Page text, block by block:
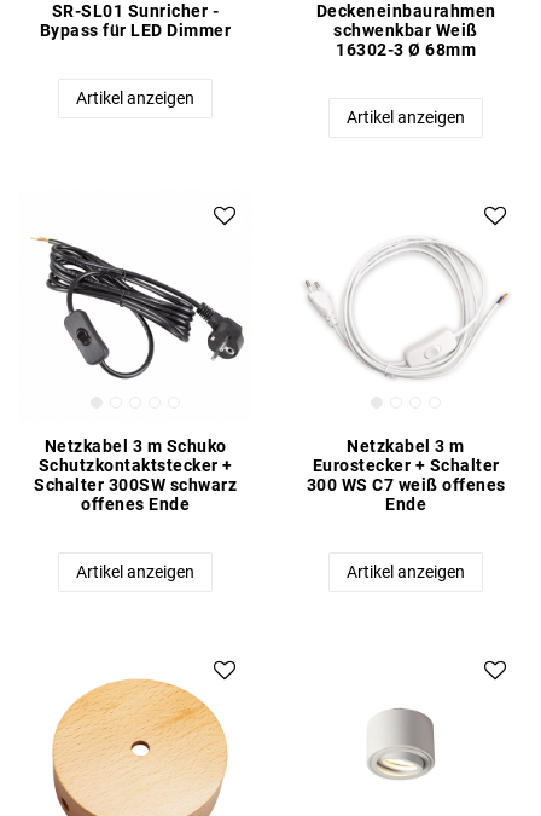
SR-SL01 Sunricher -
Bypass für LED Dimmer
Artikel anzeigen
Deckeneinbaurahmen
schwenkbar Weiß
16302-3 Ø 68mm
Artikel anzeigen
Netzkabel 3 m Schuko
Schutzkontaktstecker +
Schalter 300SW schwarz
offenes Ende
Artikel anzeigen
Netzkabel 3 m
Eurostecker + Schalter
300 WS C7 weiß offenes
Ende
Artikel anzeigen